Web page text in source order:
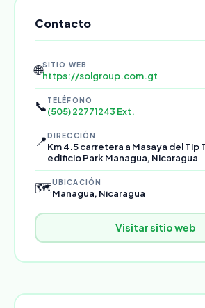
Contacto
🌐SITIO WEB
https://solgroup.com.gt
📞 TELÉFONO
(505) 22771243 Ext.
📍DIRECCIÓN
Km 4.5 carretera a Masaya del Tip
edificio Park Managua, Nicaragua
🗺️UBICACIÓN
Managua, Nicaragua
Visitar sitio web